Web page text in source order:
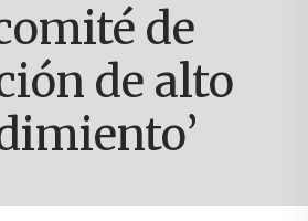
de
de alto